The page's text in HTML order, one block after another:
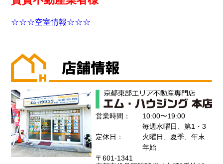
☆☆☆空室情報☆☆☆
営業時間： 10:00〜19:00
定休日：
毎週水曜日、第1・3
火曜日、夏季、年末
年始
〒601-1341